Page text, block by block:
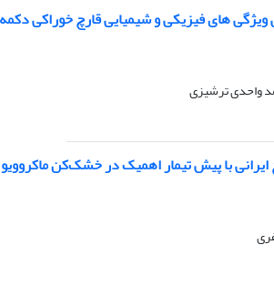
های فیزیکی و شیمیایی قارچ خوراکی
واحدی ترشیزی
با پیش تیمار اهمیک در خشک‌کن